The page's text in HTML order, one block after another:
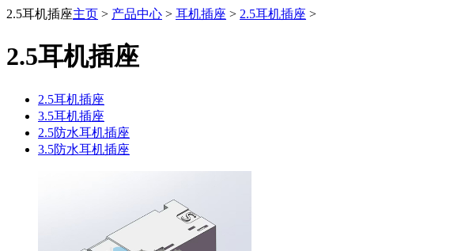
2.5耳机插座主页 > 产品中心 > 耳机插座 > 2.5耳机插座 >
2.5耳机插座
2.5耳机插座
3.5耳机插座
2.5防水耳机插座
3.5防水耳机插座